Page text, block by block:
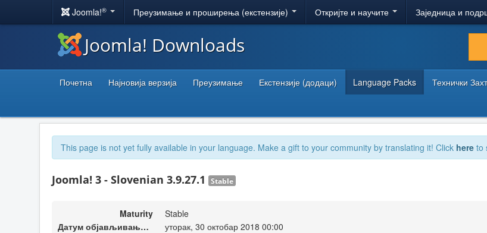
Joomla!® Преузимање и проширења (екстензије) Откријте и научите Заједница и
Joomla! Downloads
Почетна Најновија верзија Преузимање Екстензије (додаци) Language Packs Технички
This page is not yet fully available in your language. Make a gift to your community by translating it! Click here to
Joomla! 3 - Slovenian 3.9.27.1 Stable
Maturity
Stable
Датум објављивања верзије
уторак, 30 октобар 2018 00:00